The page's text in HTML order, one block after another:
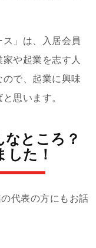
」は、入居会員
や起業を志す人
で、起業に興味
思います。
なところ？
した！
代表の方にもお話